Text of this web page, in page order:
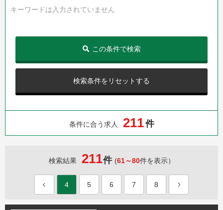
キーワードは入力されていません
検索条件をリセットする
この条件で検索
条件に合う求人 211件
検索結果 211件 (61～80件を表示）
4 5 6 7 8